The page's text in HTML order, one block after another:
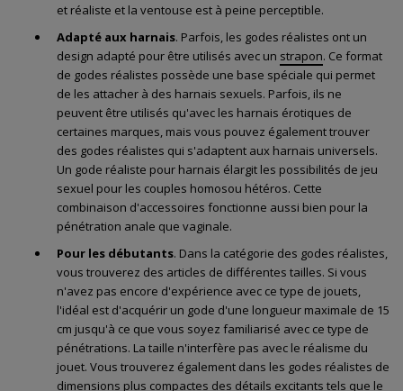
et réaliste et la ventouse est à peine perceptible.
Adapté aux harnais. Parfois, les godes réalistes ont un
design adapté pour être utilisés avec un strapon. Ce format
de godes réalistes possède une base spéciale qui permet
de les attacher à des harnais sexuels. Parfois, ils ne
peuvent être utilisés qu'avec les harnais érotiques de
certaines marques, mais vous pouvez également trouver
des godes réalistes qui s'adaptent aux harnais universels.
Un gode réaliste pour harnais élargit les possibilités de jeu
sexuel pour les couples homosou hétéros. Cette
combinaison d'accessoires fonctionne aussi bien pour la
pénétration anale que vaginale.
Pour les débutants. Dans la catégorie des godes réalistes,
vous trouverez des articles de différentes tailles. Si vous
n'avez pas encore d'expérience avec ce type de jouets,
l'idéal est d'acquérir un gode d'une longueur maximale de 15
cm jusqu'à ce que vous soyez familiarisé avec ce type de
pénétrations. La taille n'interfère pas avec le réalisme du
jouet. Vous trouverez également dans les godes réalistes de
dimensions plus compactes des détails excitants tels que le